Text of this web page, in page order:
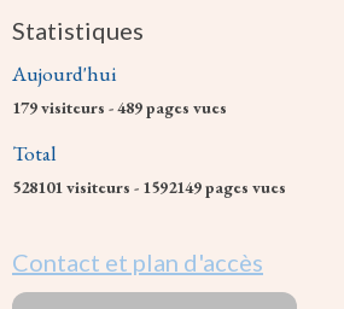
Statistiques
Aujourd'hui
179visiteurs -489pages vues
Total
528101visiteurs - 1592149pages vues
Contact et plan d'accès